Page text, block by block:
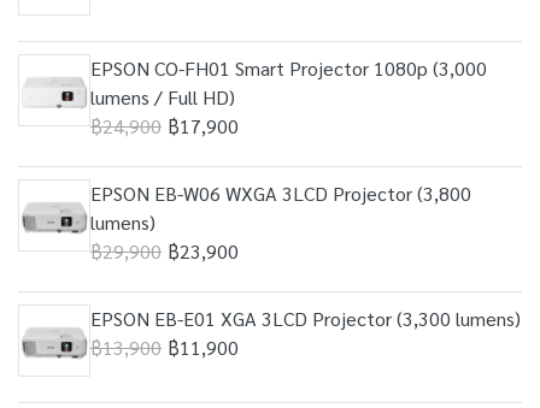
EPSON CO-FH01 Smart Projector 1080p (3,000
lumens / Full HD)
฿24,900 ฿17,900
EPSON EB-W06 WXGA 3LCD Projector (3,800
lumens)
฿29,900 ฿23,900
EPSON EB-E01 XGA 3LCD Projector (3,300 lumens)
฿13,900 ฿11,900